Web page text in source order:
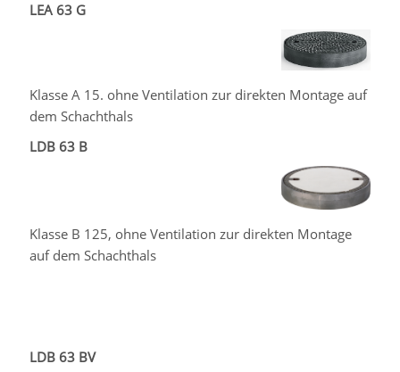
LEA 63 G
Klasse A 15. ohne Ventilation zur direkten Montage auf
dem Schachthals
LDB 63 B
Klasse B 125, ohne Ventilation zur direkten Montage
auf dem Schachthals
LDB 63 BV